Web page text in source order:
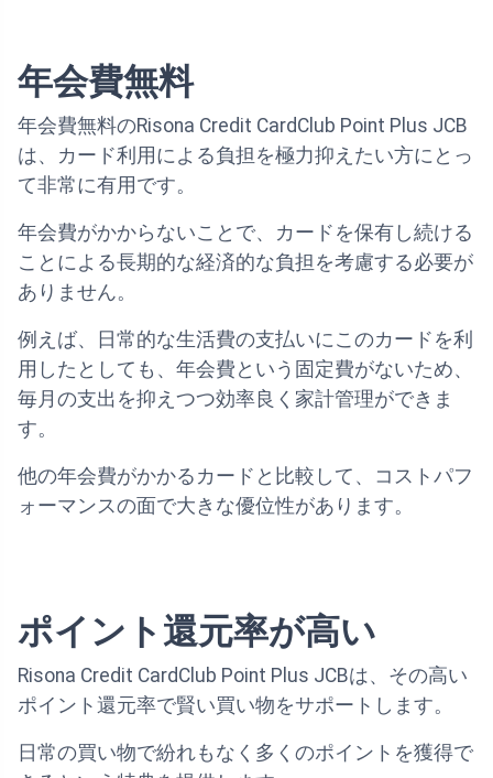
年会費無料
年会費無料のRisona Credit CardClub Point Plus JCB
は、カード利用による負担を極力抑えたい方にとっ
て非常に有用です。
年会費がかからないことで、カードを保有し続ける
ことによる長期的な経済的な負担を考慮する必要が
ありません。
例えば、日常的な生活費の支払いにこのカードを利
用したとしても、年会費という固定費がないため、
毎月の支出を抑えつつ効率良く家計管理ができま
す。
他の年会費がかかるカードと比較して、コストパフ
ォーマンスの面で大きな優位性があります。
ポイント還元率が高い
Risona Credit CardClub Point Plus JCBは、その高い
ポイント還元率で賢い買い物をサポートします。
日常の買い物で紛れもなく多くのポイントを獲得で